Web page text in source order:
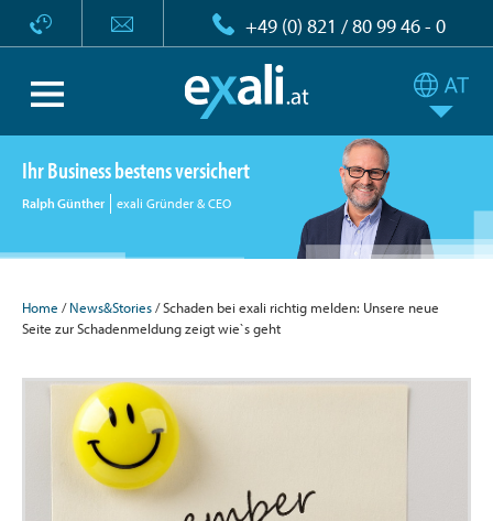
+49 (0) 821 / 80 99 46 - 0
Ihr Business bestens versichert
Ralph Günther exali Gründer & CEO
Home /News&Stories/ Schaden bei exali richtig melden: Unsere neue
Seite zur Schadenmeldung zeigt wie`s geht